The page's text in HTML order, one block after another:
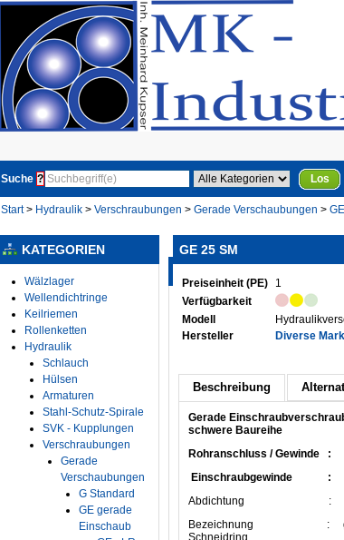
Suche ? Los
Start> Hydraulik > Verschraubungen > Gerade Verschaubungen >
KATEGORIEN
Wälzlager
Wellendichtringe
Keilriemen
Rollenketten
Hydraulik
Schlauch
Hülsen
Armaturen
Stahl-Schutz-Spirale
SVK - Kupplungen
Verschraubungen
Gerade
Verschaubungen
G Standard
GE gerade
Einschaub
GE 25 SM
Preiseinheit (PE)
1
Verfügbarkeit
Modell
Hersteller
Diverse
Beschreibung
Gerade
schwere Baureihe
Rohranschluss / Gewinde :
Einschraubgewinde :
Abdichtung :
Bezeichnung : gerade
Schneidring